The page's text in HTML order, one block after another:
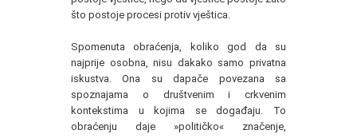
što postoje procesi protiv vještica.
Spomenuta obraćenja, koliko god da su
najprije osobna, nisu dakako samo privatna
iskustva. Ona su dapače povezana sa
spoznajama o društvenim i crkvenim
kontekstima u kojima se događaju. To
obraćenju daje »političko« značenje,